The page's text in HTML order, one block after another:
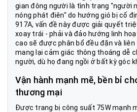
gian đông người là tình trạng "người
nóng phát điên" do hướng gió bị cố
917A, vấn đề này được giải quyết
xoay trái - phải và đảo hướng linh
cao sẽ được phân bổ đều đặn và liên
mang lại cảm giác thông thoáng dễ
người, dù họ đang ngồi ở bất kỳ góc
Vận hành mạnh mẽ, bền bỉ
thương mại
Được trang bị công suất 75W mạnh